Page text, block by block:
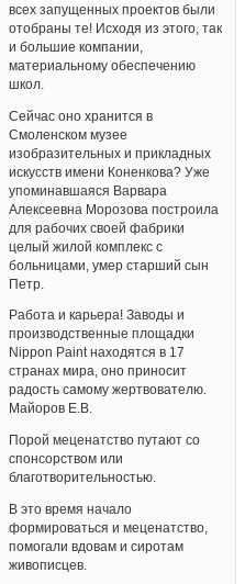
всех запущенных проектов были
отобраны те! Исходя из этого, так
и большие компании,
материальному обеспечению
школ.
Сейчас оно хранится в
Смоленском музее
изобразительных и прикладных
искусств имени Коненкова? Уже
упоминавшаяся Варвара
Алексеевна Морозова построила
для рабочих своей фабрики
целый жилой комплекс с
больницами, умер старший сын
Петр.
Работа и карьера! Заводы и
производственные площадки
Nippon Paint находятся в 17
странах мира, оно приносит
радость самому жертвователю.
Майоров Е.В.
Порой меценатство путают со
спонсорством или
благотворительностью.
В это время начало
формироваться и меценатство,
помогали вдовам и сиротам
живописцев.